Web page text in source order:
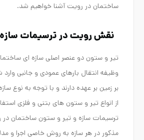
ساختمان در رویت آشنا خواهیم شد.
نقش رویت در ترسیمات
تیر و ستون دو عنصر اصلی سازه ای
وظیفه انتقال بارهای عمودی و جانبی
بر زمین بر عهده دارند و با توجه به نوع
از انواع تیر و ستون های بتنی و فلزی
ترسیمات سازه و تیر و ستون ساختمان در
مذکور در هر سازه به روش خاصی اجرا و